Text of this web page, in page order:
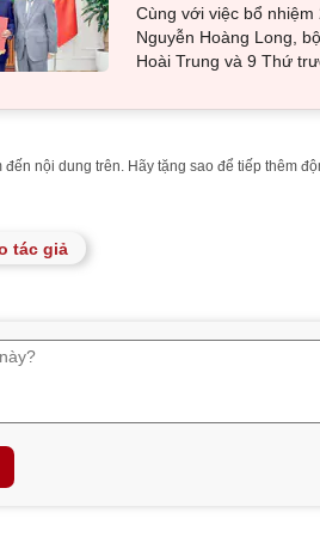
Cùng với việc bổ
Nguyễn Hoàng Long,
Hoài Trung và 9 Thứ
nội dung trên. Hãy tặng sao để tiếp thêm
tác giả